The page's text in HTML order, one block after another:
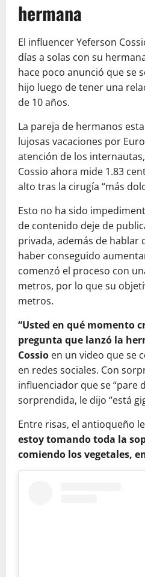
hermana
El influencer Yeferson
días a solas con su
hace poco anunció que se
hijo luego de tener una
de 10 años.
La pareja de hermanos
lujosas vacaciones por
atención de los
Cossio ahora mide 1.83
alto tras la cirugía “más
Esto no ha sido
de contenido deje de
privada, además de hablar
haber conseguido
comenzó el proceso con
metros, por lo que su
metros.
“Usted en qué momento
pregunta que lanzó la
Cossio en un video que se
en redes sociales. Con
influenciador que se “pare
sorprendida, le dijo “está
Entre risas, el antioqueño
estoy tomando toda la
comiendo los vegetales,